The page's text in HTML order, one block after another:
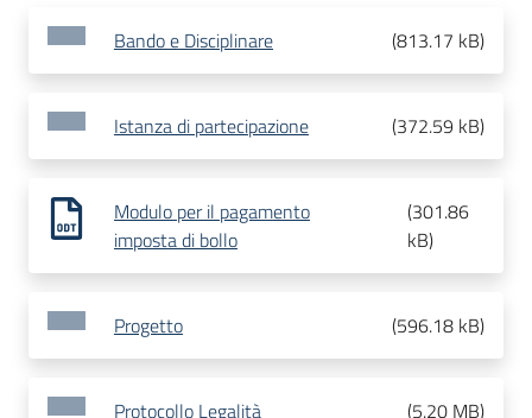
Bando e Disciplinare (813.17 kB)
Istanza di partecipazione (372.59 kB)
Modulo per il pagamento
imposta di bollo
(301.86
kB)
Progetto (596.18 kB)
Protocollo Legalità (5.20 MB)